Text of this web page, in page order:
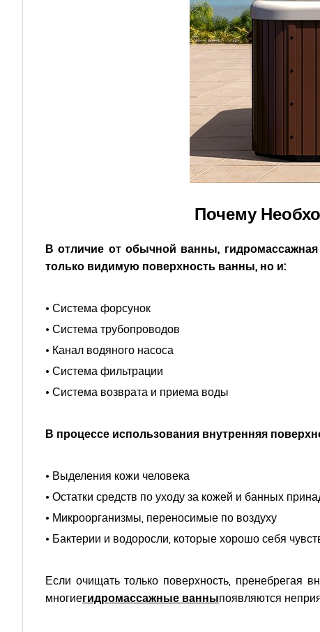
Почему
В отличие от обычной ванны,
только видимую поверхность ванны, но и:
• Система форсунок
• Система трубопроводов
• Канал водяного насоса
• Система фильтрации
• Система возврата и приема воды
В процессе использования внутренняя
• Выделения кожи человека
• Остатки средств по уходу за кожей и банных
• Микроорганизмы, переносимые по воздуху
• Бактерии и водоросли, которые хорошо себя
Если очищать только поверхность, пренебрегая
многиегидромассажные ванныпоявляются